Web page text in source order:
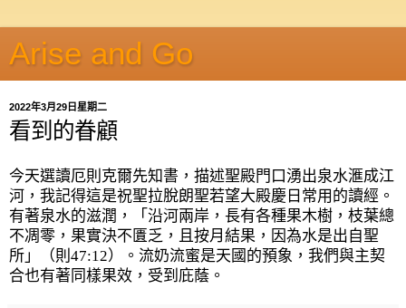
Arise and Go
2022年3月29日星期二
看到的眷顧
今天選讀厄則克爾先知書，描述聖殿門口湧出泉水滙成江
河，我記得這是祝聖拉脫朗聖若望大殿慶日常用的讀經。
有著泉水的滋潤，「沿河兩岸，長有各種果木樹，枝葉總
不凋零，果實決不匱乏，且按月結果，因為水是出自聖
所」（則 47:12）。流奶流蜜是天國的預象，我們與主契
合也有著同樣果效，受到庇蔭。